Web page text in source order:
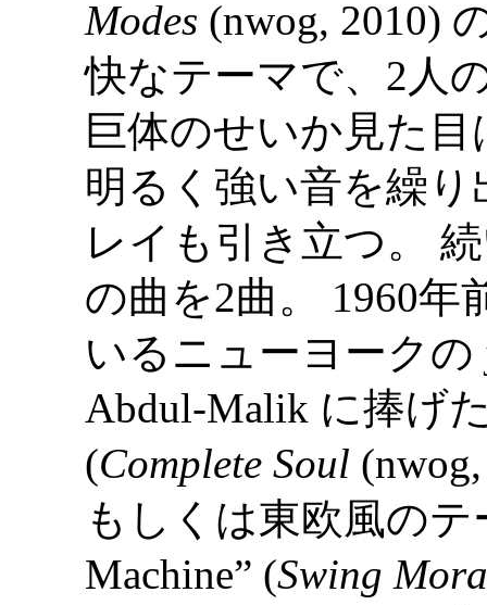
Modes (nwog, 2010)
快なテーマで、2人
巨体のせいか見た
明るく強い音を繰り
レイも引き立つ。
の曲を2曲。 1960年
いるニューヨークの
Abdul-Malik に捧げ
(Complete Soul
もしくは東欧風の
Machine” (Swing